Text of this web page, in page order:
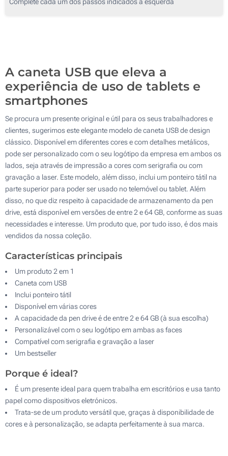
A caneta USB que eleva a
experiência de uso de tablets e
smartphones
Se procura um presente original e útil para os seus trabalhadores e
clientes, sugerimos este elegante modelo de caneta USB de design
clássico. Disponível em diferentes cores e com detalhes metálicos,
pode ser personalizado com o seu logótipo da empresa em ambos os
lados, seja através de impressão a cores com serigrafia ou com
gravação a laser. Este modelo, além disso, inclui um ponteiro tátil na
parte superior para poder ser usado no telemóvel ou tablet. Além
disso, no que diz respeito à capacidade de armazenamento da pen
drive, está disponível em versões de entre 2 e 64 GB, conforme as suas
necessidades e interesse. Um produto que, por tudo isso, é dos mais
vendidos da nossa coleção.
Características principais
Um produto 2 em 1
Caneta com USB
Inclui ponteiro tátil
Disponível em várias cores
A capacidade da pen drive é de entre 2 e 64 GB (à sua escolha)
Personalizável com o seu logótipo em ambas as faces
Compatível com serigrafia e gravação a laser
Um bestseller
Porque é ideal?
É um presente ideal para quem trabalha em escritórios e usa tanto
papel como dispositivos eletrónicos.
Trata-se de um produto versátil que, graças à disponibilidade de
cores e à personalização, se adapta perfeitamente à sua marca.